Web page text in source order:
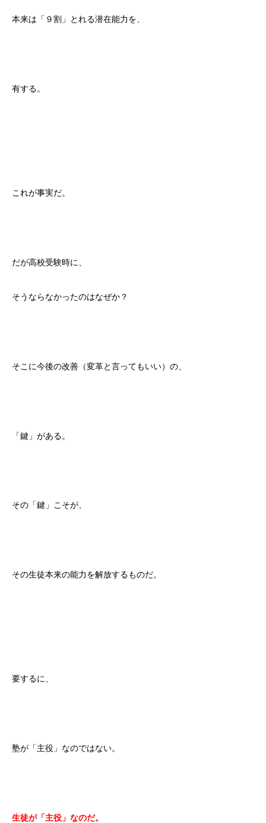
本来は「９割」とれる潜在能力を、
有する。
これが事実だ。
だが高校受験時に、
そうならなかったのはなぜか？
そこに今後の改善（変革と言ってもいい）の、
「鍵」がある。
その「鍵」こそが、
その生徒本来の能力を解放するものだ。
要するに、
塾が「主役」なのではない。
生徒が「主役」なのだ。